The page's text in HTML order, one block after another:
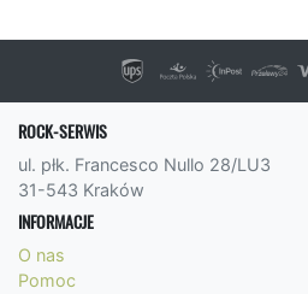
ROCK-SERWIS
ul. płk. Francesco Nullo 28/LU3
31-543 Kraków
INFORMACJE
O nas
Pomoc